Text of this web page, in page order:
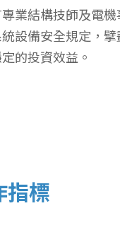
業結構技師及電
設備安全規定，
的投資效益。
指標